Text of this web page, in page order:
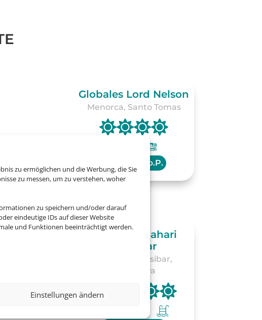
zu ermöglichen und die Werbung, die Sie
zu messen, um zu verstehen, woher
zu speichern und/oder darauf
eindeutige IDs auf dieser Website
und Funktionen beeinträchtigt werden.
Einstellungen ändern
Globales Lord Nelson
Menorca, Santo Tomas
1.229 € p.P.
TUI BLUE Bahari
Zanzibar
Tansania Sansibar,
Kiwengwa